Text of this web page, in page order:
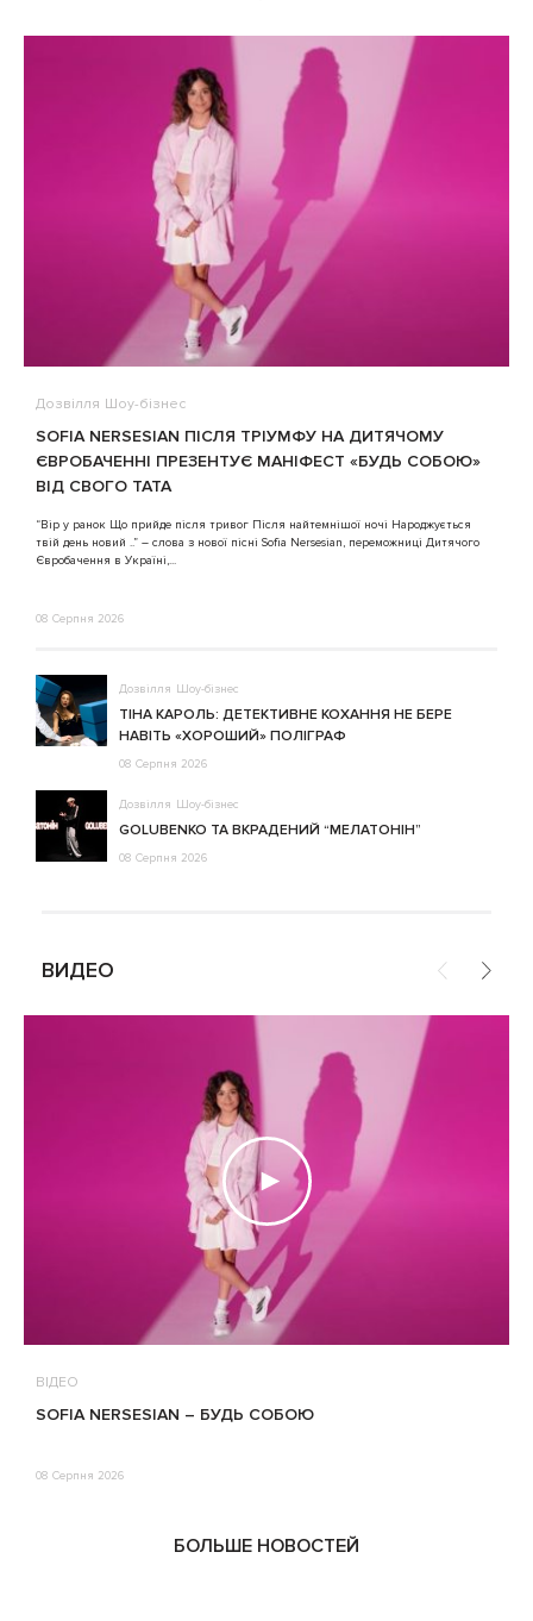
Дозвілля Шоу-бізнес
SOFIA NERSESIAN ПІСЛЯ ТРІУМФУ НА ДИТЯЧОМУ
ЄВРОБАЧЕННІ ПРЕЗЕНТУЄ МАНІФЕСТ «БУДЬ СОБОЮ»
ВІД СВОГО ТАТА
“Вір у ранок Що прийде після тривог Після найтемнішої ночі Народжується
твій день новий ..” – слова з нової пісні Sofia Nersesian, переможниці Дитячого
Євробачення в Україні,...
08 Серпня 2026
Дозвілля Шоу-бізнес
ТІНА КАРОЛЬ: ДЕТЕКТИВНЕ КОХАННЯ НЕ БЕРЕ
НАВІТЬ «ХОРОШИЙ» ПОЛІГРАФ
08 Серпня 2026
Дозвілля Шоу-бізнес
GOLUBENKO ТА ВКРАДЕНИЙ “МЕЛАТОНІН”
08 Серпня 2026
ВИДЕО
ВІДЕО
SOFIA NERSESIAN – БУДЬ СОБОЮ
08 Серпня 2026
БОЛЬШЕ НОВОСТЕЙ